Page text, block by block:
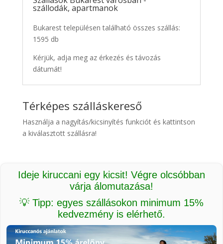
szállodák, apartmanok
Bukarest településen található összes szállás:
1595 db
Kérjük, adja meg az érkezés és távozás
dátumát!
Térképes szálláskereső
Használja a nagyítás/kicsinyítés funkciót és kattintson
a kiválasztott szállásra!
Ideje kiruccani egy kicsit! Végre olcsóbban
várja álomutazása!
💡 Tipp: egyes szállásokon minimum 15%
kedvezmény is elérhető.